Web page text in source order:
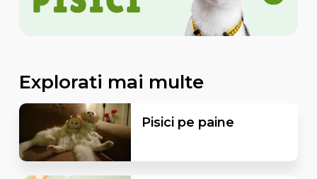
Explorati mai multe
Pisici pe paine